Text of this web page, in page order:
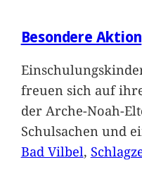
Besondere Aktion
freuen sich auf
der Arche-Noah-
Schulsachen und
Bad Vilbel,